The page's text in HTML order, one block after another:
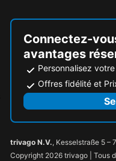
Connectez-
avantages
Personnalisez
Offres fidélité et
trivago N.V., Kesselstraße 5 –
Copyright 2026 trivago | Tous